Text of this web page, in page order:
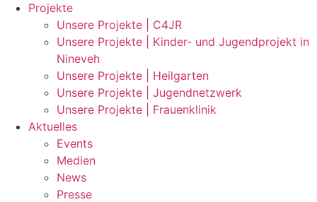
Projekte
Unsere Projekte | C4JR
Unsere Projekte | Kinder- und Jugendprojekt in
Nineveh
Unsere Projekte | Heilgarten
Unsere Projekte | Jugendnetzwerk
Unsere Projekte | Frauenklinik
Aktuelles
Events
Medien
News
Presse